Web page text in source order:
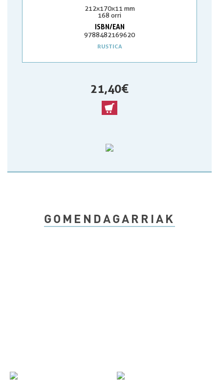
212x170x11 mm
168 orri
ISBN/EAN
9788482169620
RUSTICA
21,40 €
GOMENDAGARRIAK